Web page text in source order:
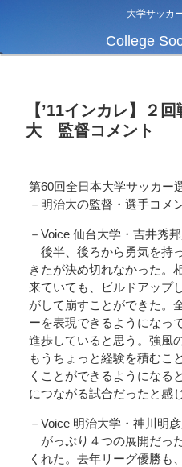
大学サッカ
College
【’11インカレ】２
大 監督コメント
第60回全日本大学サッカ
－明治大の監督・選手コメ
－Voice 仙台大学・吉井秀
後半、後ろから勇気を持
きたが決め切れなかった。
来ていても、ビルドアップ
がして崩すことができた。
ーを表現できるようになっ
進歩していると思う。強風
もうちょっと経験を積むこ
くことができるようになる
につながる試合だったと感
－Voice 明治大学・神川明
がっぷり４つの展開だっ
くれた。去年リーグ優勝も